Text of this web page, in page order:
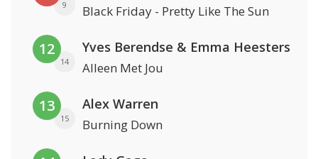
9 Black Friday - Pretty Like The Sun
12
14
Yves Berendse & Emma Heesters
Alleen Met Jou
13
15
Alex Warren
Burning Down